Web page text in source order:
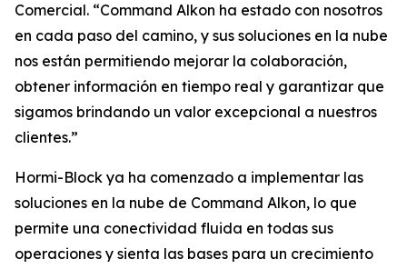
Comercial. “Command Alkon ha estado con nosotros
en cada paso del camino, y sus soluciones en la nube
nos están permitiendo mejorar la colaboración,
obtener información en tiempo real y garantizar que
sigamos brindando un valor excepcional a nuestros
clientes.”
Hormi-Block ya ha comenzado a implementar las
soluciones en la nube de Command Alkon, lo que
permite una conectividad fluida en todas sus
operaciones y sienta las bases para un crecimiento